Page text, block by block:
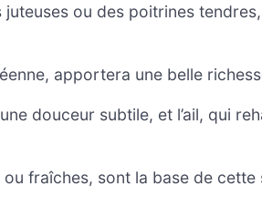
ou des poitrines
apportera une belle
douceur subtile, et l’ail, qui
fraîches, sont la base de cette